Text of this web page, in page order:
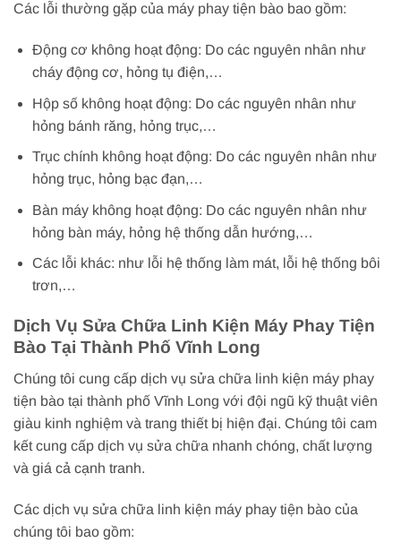
Các lỗi thường gặp của máy phay tiện bào bao gồm:
Động cơ không hoạt động: Do các nguyên nhân như
cháy động cơ, hỏng tụ điện,…
Hộp số không hoạt động: Do các nguyên nhân như
hỏng bánh răng, hỏng trục,…
Trục chính không hoạt động: Do các nguyên nhân như
hỏng trục, hỏng bạc đạn,…
Bàn máy không hoạt động: Do các nguyên nhân như
hỏng bàn máy, hỏng hệ thống dẫn hướng,…
Các lỗi khác: như lỗi hệ thống làm mát, lỗi hệ thống bôi
trơn,…
Dịch Vụ Sửa Chữa Linh Kiện Máy Phay Tiện
Bào Tại Thành Phố Vĩnh Long
Chúng tôi cung cấp dịch vụ sửa chữa linh kiện máy phay
tiện bào tại thành phố Vĩnh Long với đội ngũ kỹ thuật viên
giàu kinh nghiệm và trang thiết bị hiện đại. Chúng tôi cam
kết cung cấp dịch vụ sửa chữa nhanh chóng, chất lượng
và giá cả cạnh tranh.
Các dịch vụ sửa chữa linh kiện máy phay tiện bào của
chúng tôi bao gồm: